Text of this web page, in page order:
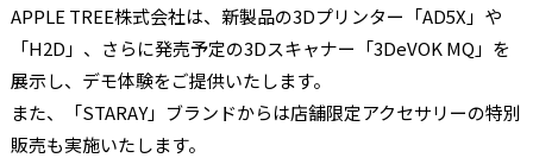
APPLE TREE株式会社は、新製品の3Dプリンター「AD5X」や
「H2D」、さらに発売予定の3Dスキャナー「3DeVOK MQ」を
展示し、デモ体験をご提供いたします。
また、「STARAY」ブランドからは店舗限定アクセサリーの特別
販売も実施いたします。